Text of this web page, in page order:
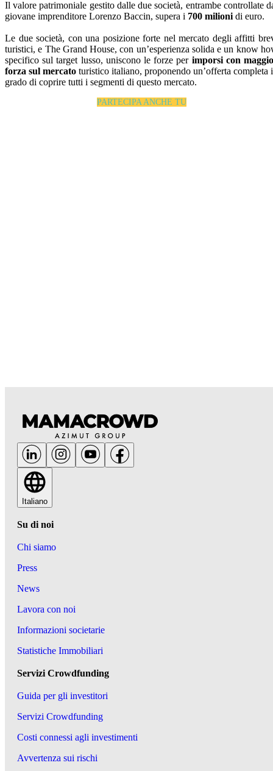
Il valore patrimoniale gestito dalle due società, entrambe controllate
giovane imprenditore Lorenzo Baccin, supera i 700 milioni di euro.
Le due società, con una posizione forte nel mercato degli affitti
turistici, e The Grand House, con un’esperienza solida e un know
specifico sul target lusso, uniscono le forze per imporsi con
forza sul mercato turistico italiano, proponendo un’offerta completa
grado di coprire tutti i segmenti di questo mercato.
PARTECIPA ANCHE TU
Italiano
Su di noi
Chi siamo
Press
News
Lavora con noi
Informazioni societarie
Statistiche Immobiliari
Servizi Crowdfunding
Guida per gli investitori
Servizi Crowdfunding
Costi connessi agli investimenti
Avvertenza sui rischi